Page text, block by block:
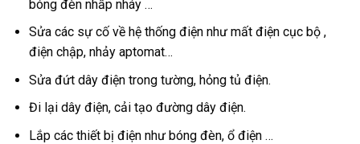
bóng đèn nhấp nháy …
Sửa các sự cố về hệ thống điện như mất điện cục bộ ,
điện chập, nhảy aptomat…
Sửa đứt dây điện trong tường, hỏng tủ điện.
Đi lại dây điện, cải tạo đường dây điện.
Lắp các thiết bị điện như bóng đèn, ổ điện …